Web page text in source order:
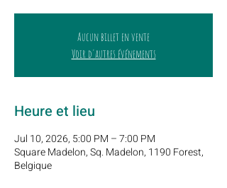
Aucun billet en vente
Voir d'autres événements
Heure et lieu
Jul 10, 2026, 5:00 PM – 7:00 PM
Square Madelon, Sq. Madelon, 1190 Forest,
Belgique